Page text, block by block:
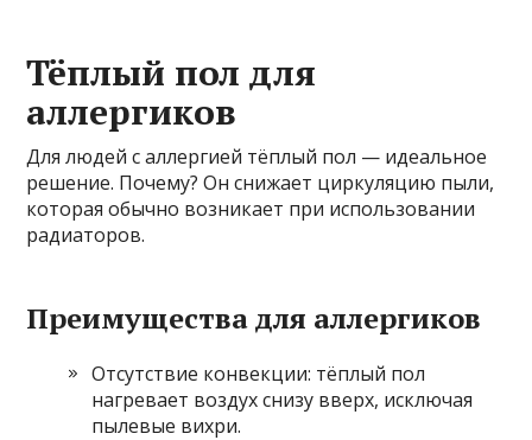
Тёплый пол для
аллергиков
Для людей с аллергией тёплый пол — идеальное
решение. Почему? Он снижает циркуляцию пыли,
которая обычно возникает при использовании
радиаторов.
Преимущества для аллергиков
Отсутствие конвекции: тёплый пол
нагревает воздух снизу вверх, исключая
пылевые вихри.